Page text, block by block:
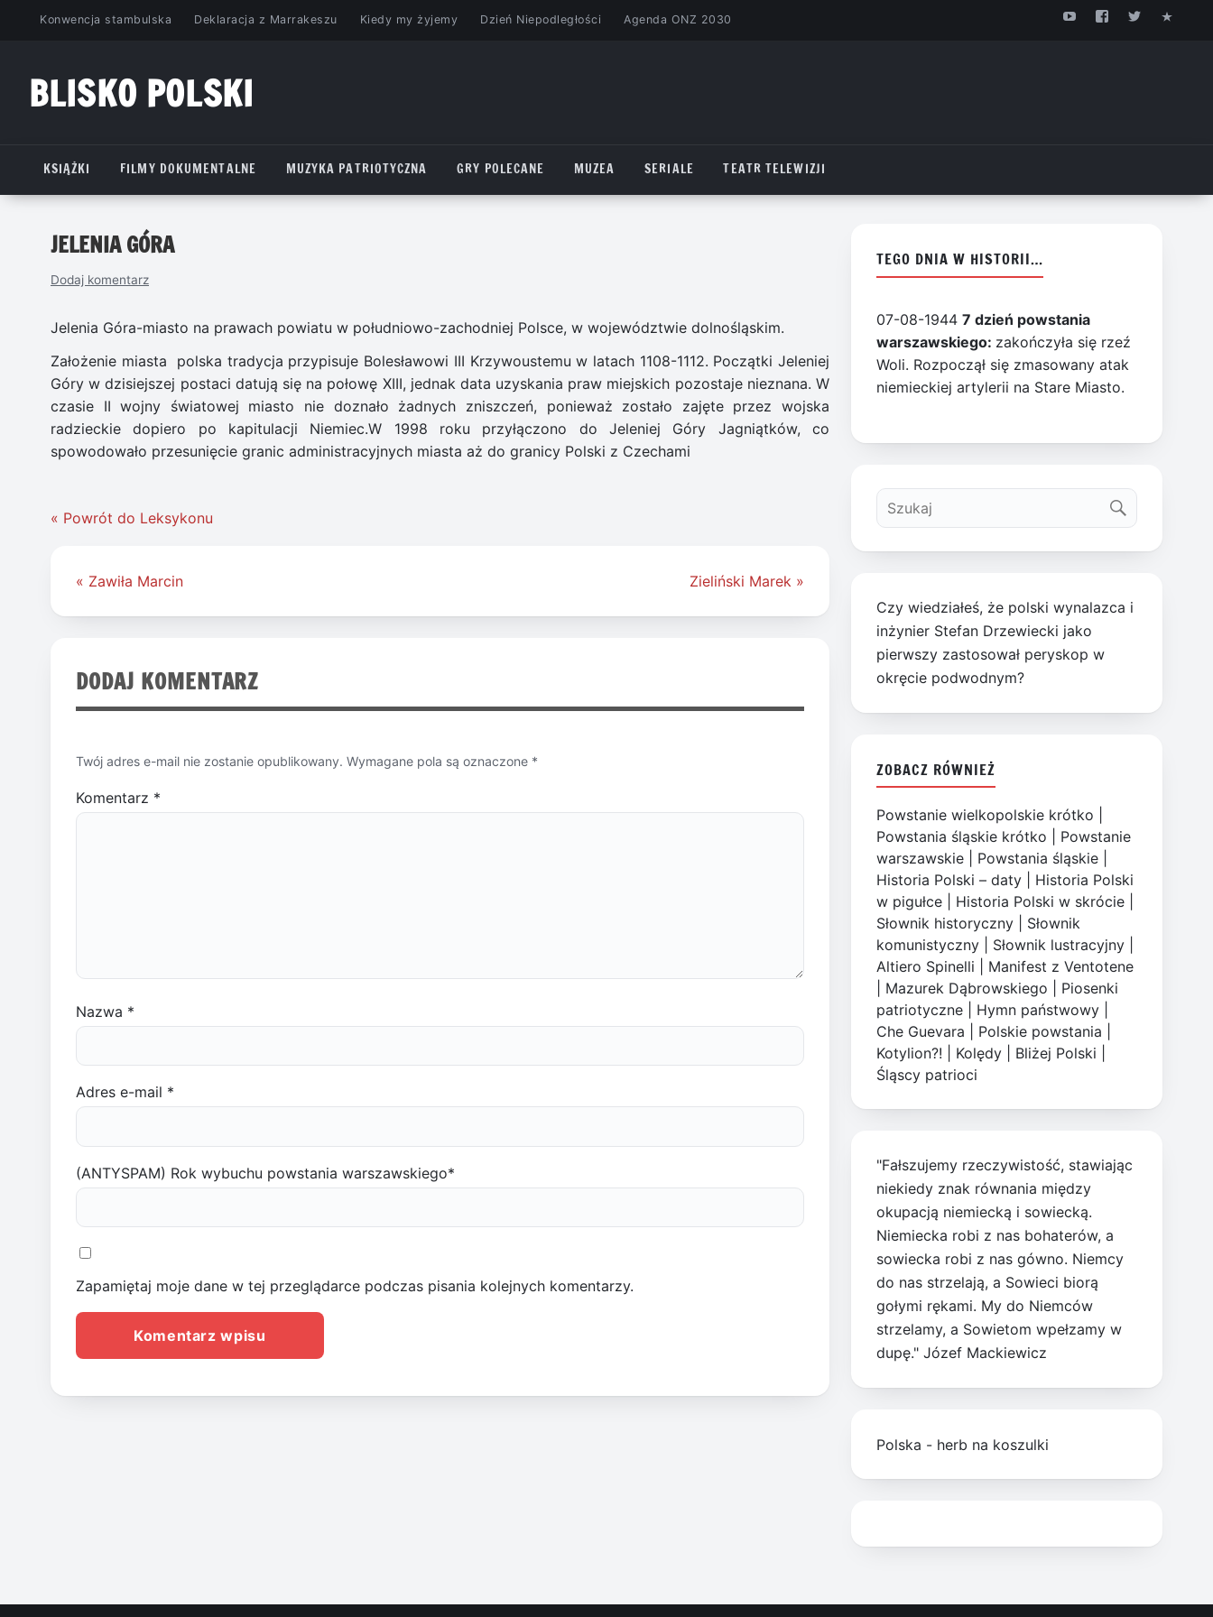
PrzejdźKonwencja stambulska Deklaracja z Marrakeszu Kiedy my żyjemy Dzień Niepodległości Agenda ONZ 2030
BLISKO POLSKI
KSIĄŻKI
FILMY DOKUMENTALNE MUZYKA PATRIOTYCZNA GRY POLECANE MUZEA SERIALE TEATR TELEWIZJI
JELENIA GÓRA
Dodaj komentarz
Jelenia Góra-miasto na prawach powiatu w południowo-zachodniej Polsce, w województwie dolnośląskim.
Założenie miasta polska tradycja przypisuje Bolesławowi III Krzywoustemu w latach 1108-1112. Początki Jeleniej
Góry w dzisiejszej postaci datują się na połowę XIII, jednak data uzyskania praw miejskich pozostaje nieznana. W
czasie II wojny światowej miasto nie doznało żadnych zniszczeń, ponieważ zostało zajęte przez wojska
radzieckie dopiero po kapitulacji Niemiec.W 1998 roku przyłączono do Jeleniej Góry Jagniątków, co
spowodowało przesunięcie granic administracyjnych miasta aż do granicy Polski z Czechami
« Powrót do Leksykonu
Nawigacja
« Zawiła Marcin Zieliński Marek »
DODAJ KOMENTARZ
Twój adres e-mail nie zostanie opublikowany. Wymagane pola są oznaczone *
Komentarz *
Nazwa *
Adres e-mail *
(ANTYSPAM) Rok wybuchu powstania warszawskiego*
Zapamiętaj moje dane w tej przeglądarce podczas pisania kolejnych komentarzy.
TEGO DNIA W HISTORII…
07-08-19447 dzień powstania
warszawskiego: zakończyła się rzeź
Woli. Rozpoczął się zmasowany atak
niemieckiej artylerii na Stare Miasto.
Czy wiedziałeś, że polski wynalazca i
inżynier Stefan Drzewiecki jako
pierwszy zastosował peryskop w
okręcie podwodnym?
ZOBACZ RÓWNIEŻ
Powstanie wielkopolskie krótko
Powstania śląskie krótko
Powstanie
warszawskie
Powstania śląskie
Historia Polski – daty
Historia Polski
w pigułce
Historia Polski w skrócie
Słownik historyczny
Słownik
komunistyczny
Słownik lustracyjny
Altiero Spinelli
Manifest z Ventotene
Mazurek Dąbrowskiego
Piosenki
patriotyczne
Hymn państwowy
Che Guevara
Polskie powstania
Kotylion?!
Kolędy Bliżej Polski
Śląscy patrioci
"Fałszujemy rzeczywistość, stawiając
niekiedy znak równania między
okupacją niemiecką i sowiecką.
Niemiecka robi z nas bohaterów, a
sowiecka robi z nas gówno. Niemcy
do nas strzelają, a Sowieci biorą
gołymi rękami. My do Niemców
strzelamy, a Sowietom wpełzamy w
dupę." Józef Mackiewicz
Polska - herb na koszulki